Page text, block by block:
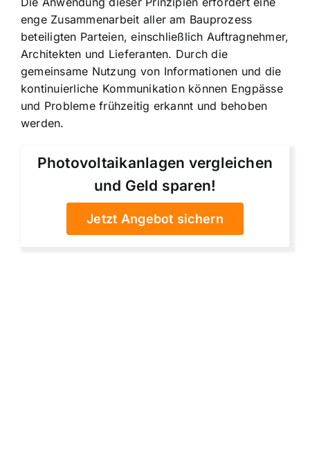
enge Zusammenarbeit aller am Bauprozess
beteiligten Parteien, einschließlich Auftragnehmer,
Architekten und Lieferanten. Durch die
gemeinsame Nutzung von Informationen und die
kontinuierliche Kommunikation können Engpässe
und Probleme frühzeitig erkannt und behoben
werden.
Photovoltaikanlagen vergleichen
und Geld sparen!
Jetzt Angebot sichern